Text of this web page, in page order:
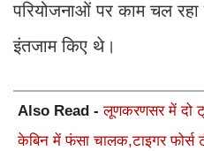
परियोजनाओं पर काम चल
इंतजाम किए थे।
Also Read -लूणकरणसर में दो
केबिन में फंसा चालक,टाइगर फोर्स